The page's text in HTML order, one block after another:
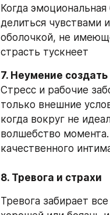
Когда
делиться чувствами
оболочкой, не
страсть тускнеет
7. Неумение
Стресс и рабочие
только внешние
когда вокруг не
волшебство
качественного
8. Тревога и страхи
Тревога забирает